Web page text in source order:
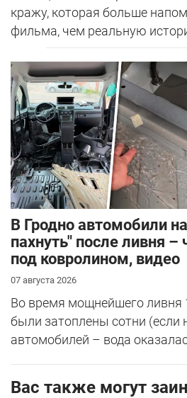
кражу, которая больше
фильма, чем реальную
В Гродно автомобили
пахнуть" после ливня –
под ковролином, видео
07 августа 2026
Во время мощнейшего ливня
были затоплены сотни (если
автомобилей – вода
Вас также могут